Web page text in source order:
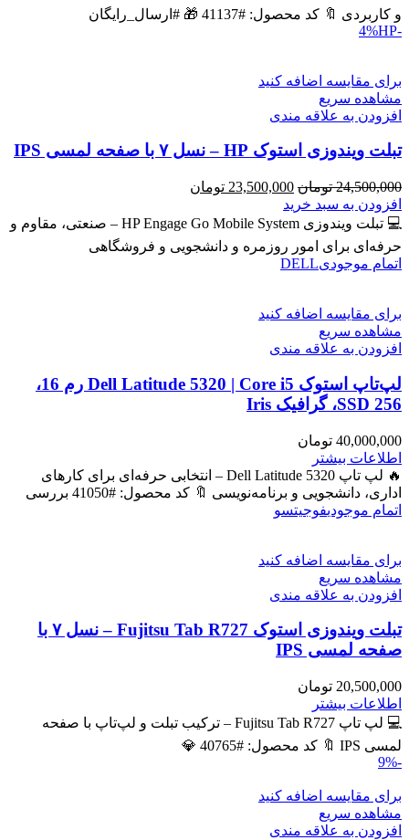
است.
و کاربردی 🔖 کد محصول: #41137 🎁 #ارسال_رایگان
-4%
HP
برای مقایسه اضافه کنید
مشاهده سریع
افزودن به علاقه مندی
تبلت ویندوزی استوک HP – نسل ۷ با صفحه لمسی IPS
24,500,000 تومان قیمت
اصلی
24,500,000 تومان
23,500,000 تومان
23,500,000 تومان
افزودن به سبد خرید
💻 تبلت ویندوزی HP Engage Go Mobile System – صنعتی، مقاوم و
حرفه‌ای برای امور روزمره و دانشجویی و فروشگاهی
اتمام موجودیDELL
برای مقایسه اضافه کنید
مشاهده سریع
افزودن به علاقه مندی
لپ‌تاپ استوک Dell Latitude 5320 | Core i5 رم 16،
SSD 256، گرافیک Iris
40,000,000 تومان
اطلاعات بیشتر
🔥 لپ تاپ Dell Latitude 5320 – انتخابی حرفه‌ای برای کارهای
اداری، دانشجویی و برنامه‌نویسی 🔖 کد محصول: #41050 بررسی
اتمام موجودیفوجیتسو
برای مقایسه اضافه کنید
مشاهده سریع
افزودن به علاقه مندی
تبلت ویندوزی استوک Fujitsu Tab R727 – نسل ۷ با
صفحه لمسی IPS
20,500,000 تومان
اطلاعات بیشتر
💻 لپ تاپ Fujitsu Tab R727 – ترکیب تبلت و لپ‌تاپ با صفحه
لمسی IPS 🔖 کد محصول: #40765 💎
-9%
برای مقایسه اضافه کنید
مشاهده سریع
افزودن به علاقه مندی